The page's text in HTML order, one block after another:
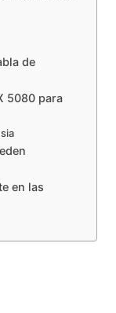
de
5080 para
en las